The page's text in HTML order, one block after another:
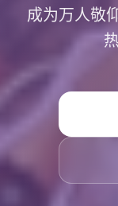
成为万人敬